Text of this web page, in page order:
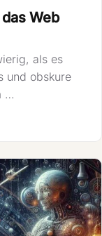
Web
als es
und obskure
…